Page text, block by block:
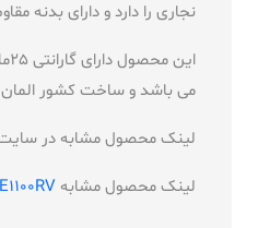
نجاری را دارد و دارای بدنه
می باشد و ساخت کشور
لینک محصول مشابه در
لینک محصول مشابه